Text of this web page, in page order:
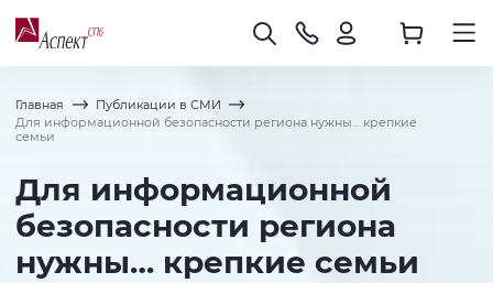
Главная
Публикации в СМИ
Для информационной безопасности региона нужны… крепкие
семьи
Для информационной
безопасности региона
нужны… крепкие семьи